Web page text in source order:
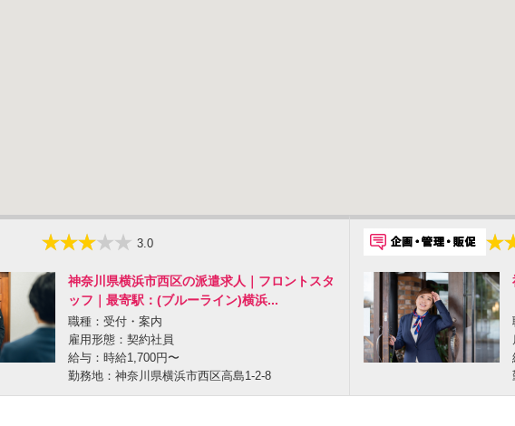
3.0
神奈川県横浜市西区の派遣求人｜フロントスタ
ッフ｜最寄駅：(ブルーライン)横浜...
職種：受付・案内
雇用形態：契約社員
給与：時給1,700円〜
勤務地：神奈川県横浜市西区高島1-2-8